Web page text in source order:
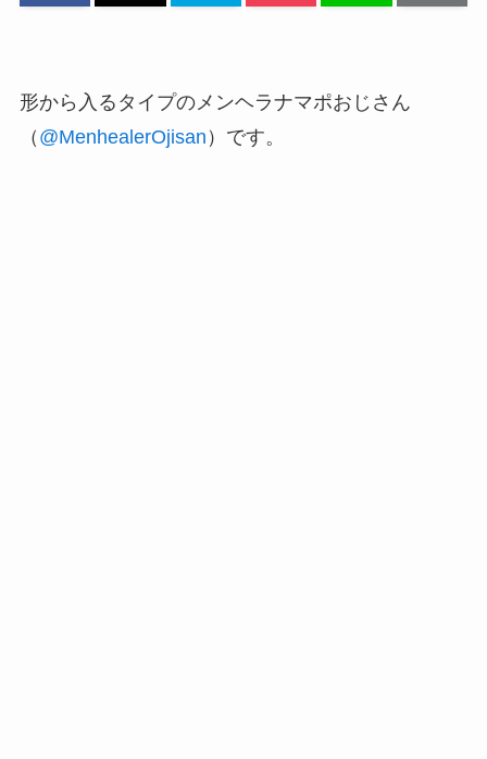
形から入るタイプのメンヘラナマポおじさん
（ @MenhealerOjisan ）です。